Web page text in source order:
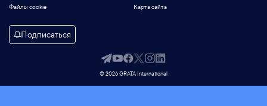
Файлы cookie Карта сайта
Подписаться
© 2026 GRATA International